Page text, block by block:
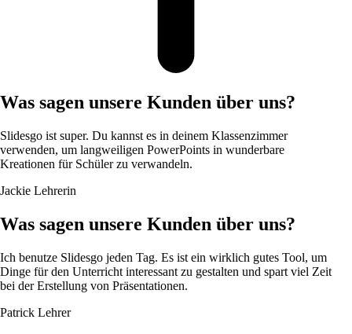
Was sagen unsere Kunden über uns?
Slidesgo ist super. Du kannst es in deinem Klassenzimmer
verwenden, um langweiligen PowerPoints in wunderbare
Kreationen für Schüler zu verwandeln.
Jackie Lehrerin
Was sagen unsere Kunden über uns?
Ich benutze Slidesgo jeden Tag. Es ist ein wirklich gutes Tool, um
Dinge für den Unterricht interessant zu gestalten und spart viel Zeit
bei der Erstellung von Präsentationen.
Patrick Lehrer